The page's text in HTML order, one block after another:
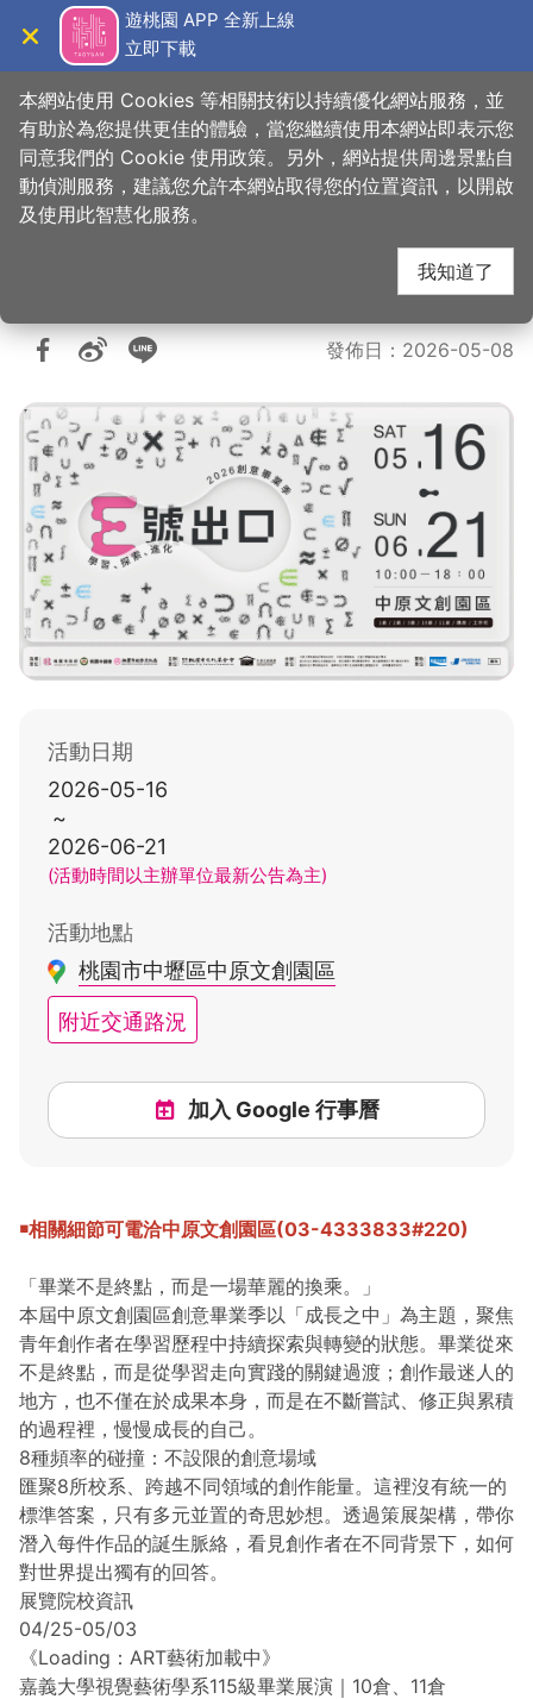
主
遊桃園 APP 全新上線
立即下載
《E號出口》2026創意
發佈日 ： 2026-05-08
活動日期
2026-05-16
~
2026-06-21
(活動時間以主辦單位最新公告為主)
活動地點
桃園市中壢區中原文創園區
附近交通路況
加入 Google 行事曆
￭相關細節可電洽中原文創園區(03-4333833#220)
「畢業不是終點，而是一場華麗的換乘。」
本屆中原文創園區創意畢業季以「成長之中」為主題，聚焦
青年創作者在學習歷程中持續探索與轉變的狀態。畢業從來
不是終點，而是從學習走向實踐的關鍵過渡；創作最迷人的
地方，也不僅在於成果本身，而是在不斷嘗試、修正與累積
的過程裡，慢慢成長的自己。
8種頻率的碰撞：不設限的創意場域
匯聚8所校系、跨越不同領域的創作能量。這裡沒有統一的
標準答案，只有多元並置的奇思妙想。透過策展架構，帶你
潛入每件作品的誕生脈絡，看見創作者在不同背景下，如何
對世界提出獨有的回答。
展覽院校資訊
04/25-05/03
《Loading：ART藝術加載中》
嘉義大學視覺藝術學系115級畢業展演｜10倉、11倉
本網站使用 Cookies 等相關技術以持續優化網站服務，並
有助於為您提供更佳的體驗，當您繼續使用本網站即表示您
同意我們的 Cookie 使用政策。另外，網站提供周邊景點自
動偵測服務，建議您允許本網站取得您的位置資訊，以開啟
及使用此智慧化服務。
我知道了